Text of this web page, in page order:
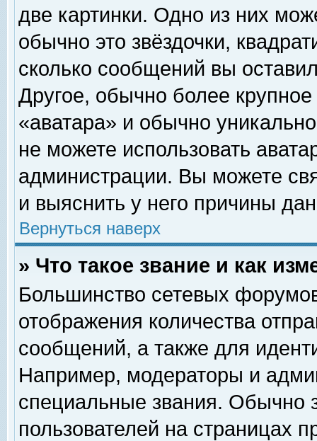
две картинки. Одно из них
обычно это звёздочки,
сколько сообщений вы
Другое, обычно более
«аватара» и обычно
не можете использовать
администрации. Вы можете
и выяснить у него причины
Вернуться наверх
» Что такое звание и как
Большинство сетевых
отображения количества
сообщений, а также для
Например, модераторы и
специальные звания. Обычно
пользователей на страницах